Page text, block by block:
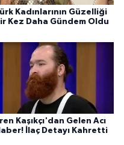
Kadınlarının Güzelliği
Kez Daha Gündem Oldu
Kaşıkçı'dan Gelen Acı
İlaç Detayı Kahretti